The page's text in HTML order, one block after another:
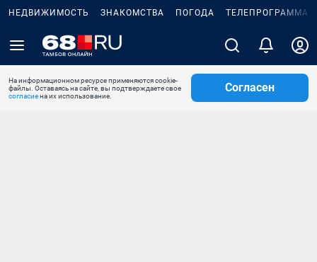
НЕДВИЖИМОСТЬ ЗНАКОМСТВА ПОГОДА ТЕЛЕПРОГРАММА
На информационном ресурсе применяются cookie-
файлы. Оставаясь на сайте, вы подтверждаете свое
согласиена их использование.
Согласен